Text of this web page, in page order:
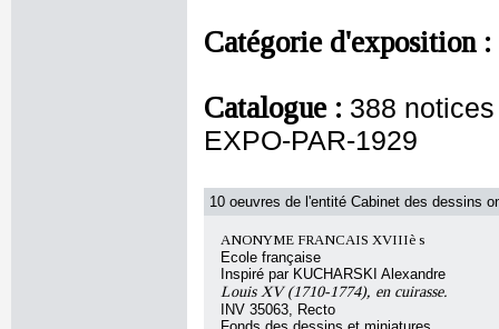
Catégorie d'exposition :
Catalogue : 388
EXPO-PAR-1929
10 oeuvres de l'entité Cabinet des dessins
ANONYME FRANCAIS XVIIIè s
Ecole française
Inspiré par KUCHARSKI Alexandre
Louis XV (1710-1774), en cuirasse.
INV 35063, Recto